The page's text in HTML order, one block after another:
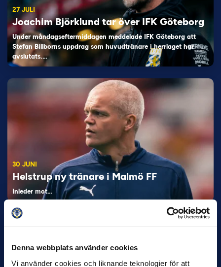
Denna webbplats använder cookies
Vi använder cookies och liknande teknologier för att
27 JULI
Joachim Björklund tar över IFK Göteborg
Under måndagseftermiddagen meddelade IFK Göteborg att
Stefan Billborns uppdrag som huvudtränare i herrlaget har
avslutats.…
30 JUNI
Helstrup ny tränare i Malmö FF
Inleder mot…